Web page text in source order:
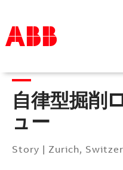
Products & Solutions
Industries
Services
Where to buy
Contact us
自律型掘削
ュー
Story | Zurich,